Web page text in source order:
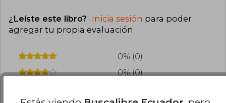
¿Leíste este libro? Inicia sesión para poder
agregar tu propia evaluación.
0% (0)
0% (0)